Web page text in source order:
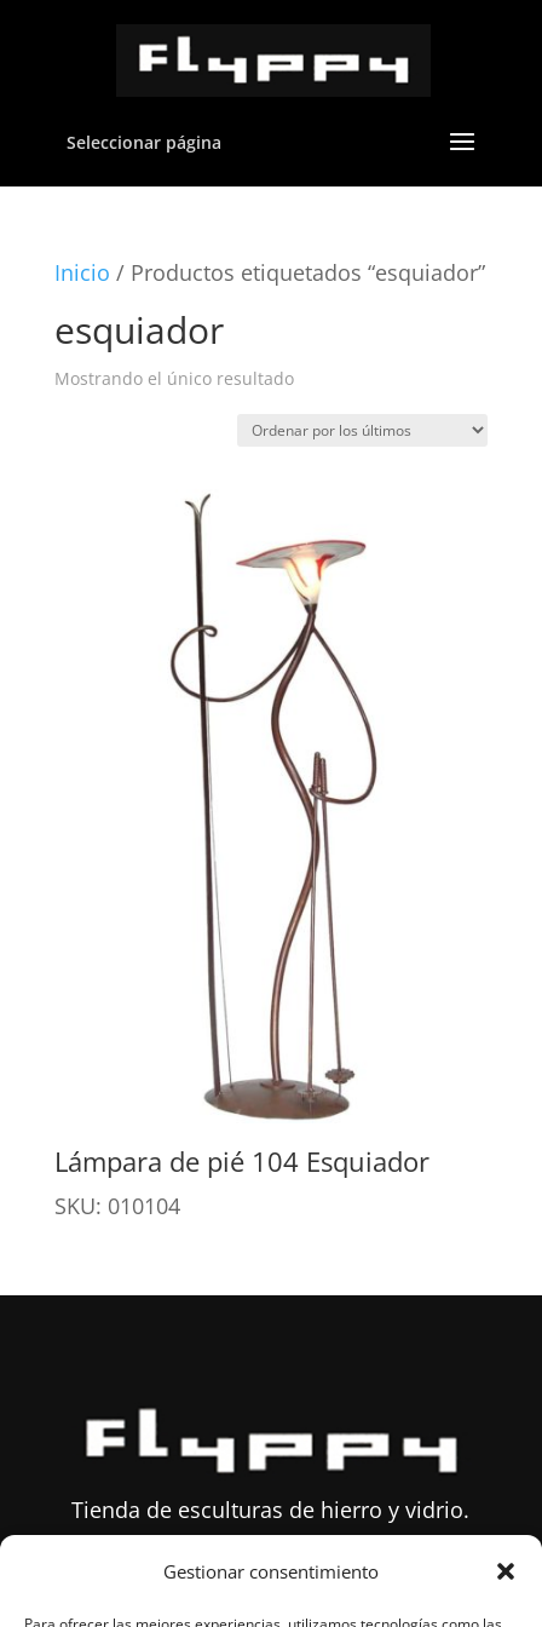
Gestionar consentimiento
Seleccionar página
Inicio / Productos etiquetados “esquiador”
esquiador
Mostrando el único resultado
Lámpara de pié 104 Esquiador
SKU: 010104
Tienda de esculturas de hierro y vidrio.
Sobre Flyppy